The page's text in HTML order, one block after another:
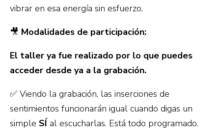
vibrar en esa energía sin esfuerzo.
🎥 Modalidades de participación:
El taller ya fue realizado por lo que puedes
acceder desde ya a la grabación.
✅ Viendo la grabación, las inserciones de
sentimientos funcionarán igual cuando digas un
simple SÍ al escucharlas. Está todo programado.